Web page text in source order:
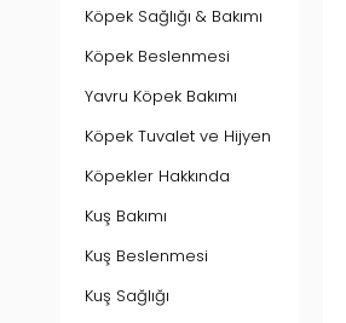
Köpek Sağlığı & Bakımı
Köpek Beslenmesi
Yavru Köpek Bakımı
Köpek Tuvalet ve Hijyen
Köpekler Hakkında
Kuş Bakımı
Kuş Beslenmesi
Kuş Sağlığı